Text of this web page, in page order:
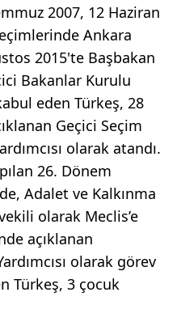
2007, 12 Haziran
Ankara
2015'te Başbakan
Bakanlar Kurulu
eden Türkeş, 28
Geçici Seçim
olarak atandı.
26. Dönem
Adalet ve Kalkınma
olarak Meclis’e
açıklanan
olarak görev
Türkeş, 3 çocuk